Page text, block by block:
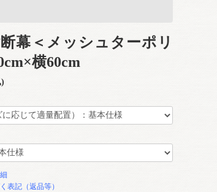
幕＜メッシュターポリ
横60cm
表記（返品等）